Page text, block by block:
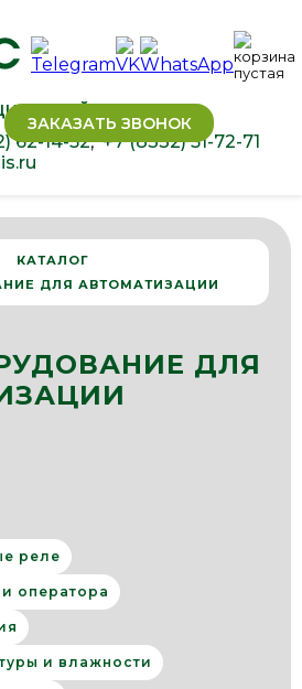
ДИЛЕР ОВЕН
62-14-52,+7 (8332) 51-72-71
ЗАКАЗАТЬ ЗВОНОК
КАТАЛОГ
ДЛЯ АВТОМАТИЗАЦИИ
ДЛЯ
реле
оператора
и влажности